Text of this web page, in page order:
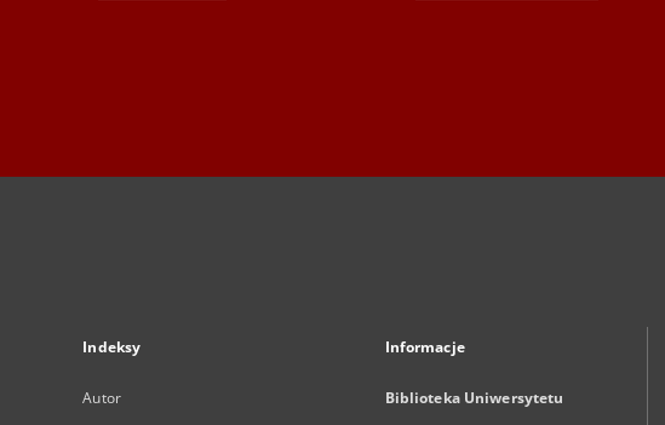
Indeksy
Autor
Informacje
Biblioteka Uniwersytetu